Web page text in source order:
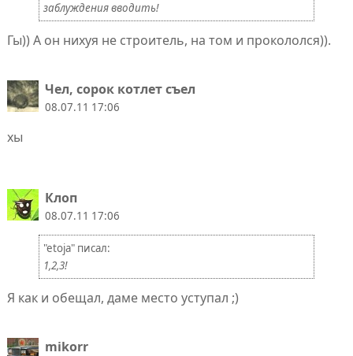
заблуждения вводить!
Гы)) А он нихуя не строитель, на том и прокололся)).
Чел, сорок котлет съел
08.07.11 17:06
хы
Клоп
08.07.11 17:06
"etoja" писал:
1,2,3!
Я как и обещал, даме место уступал ;)
mikorr